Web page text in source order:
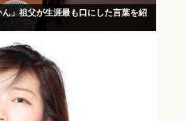
」祖父が生涯最も口にした言葉を紹